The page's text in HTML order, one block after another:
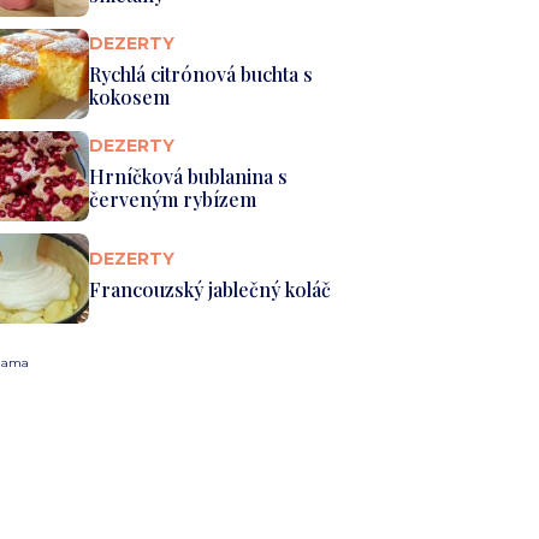
DEZERTY
Rychlá citrónová buchta s
kokosem
DEZERTY
Hrníčková bublanina s
červeným rybízem
DEZERTY
Francouzský jablečný koláč